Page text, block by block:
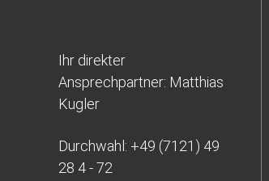
Ihr direkter
Ansprechpartner: Matthias
Kugler
Durchwahl: +49 (7121) 49
28 4 - 72